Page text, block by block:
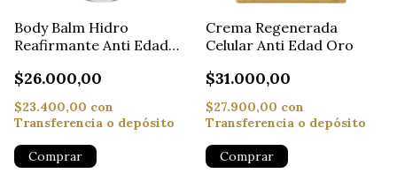
Body Balm Hidro
Reafirmante Anti Edad
$26.000,00
$23.400,00 con
Transferencia o depósito
Crema Regenerada
Celular Anti Edad Oro
$31.000,00
$27.900,00 con
Transferencia o depósito